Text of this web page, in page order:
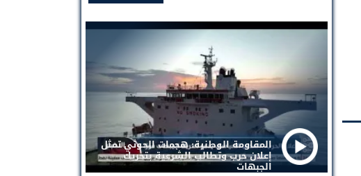
المقاومة الوطنية: هجمات الحوثي تمثل
إعلان حرب وتطالب الشرعية بتحريك
الجبهات